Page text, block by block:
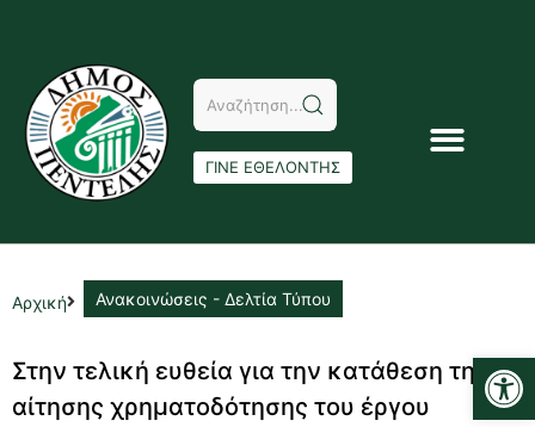
ΓΙΝΕ ΕΘΕΛΟΝΤΗΣ
Αρχική Ανακοινώσεις - Δελτία Τύπου
Στην τελική ευθεία για την κατάθεση της
αίτησης χρηματοδότησης του έργου